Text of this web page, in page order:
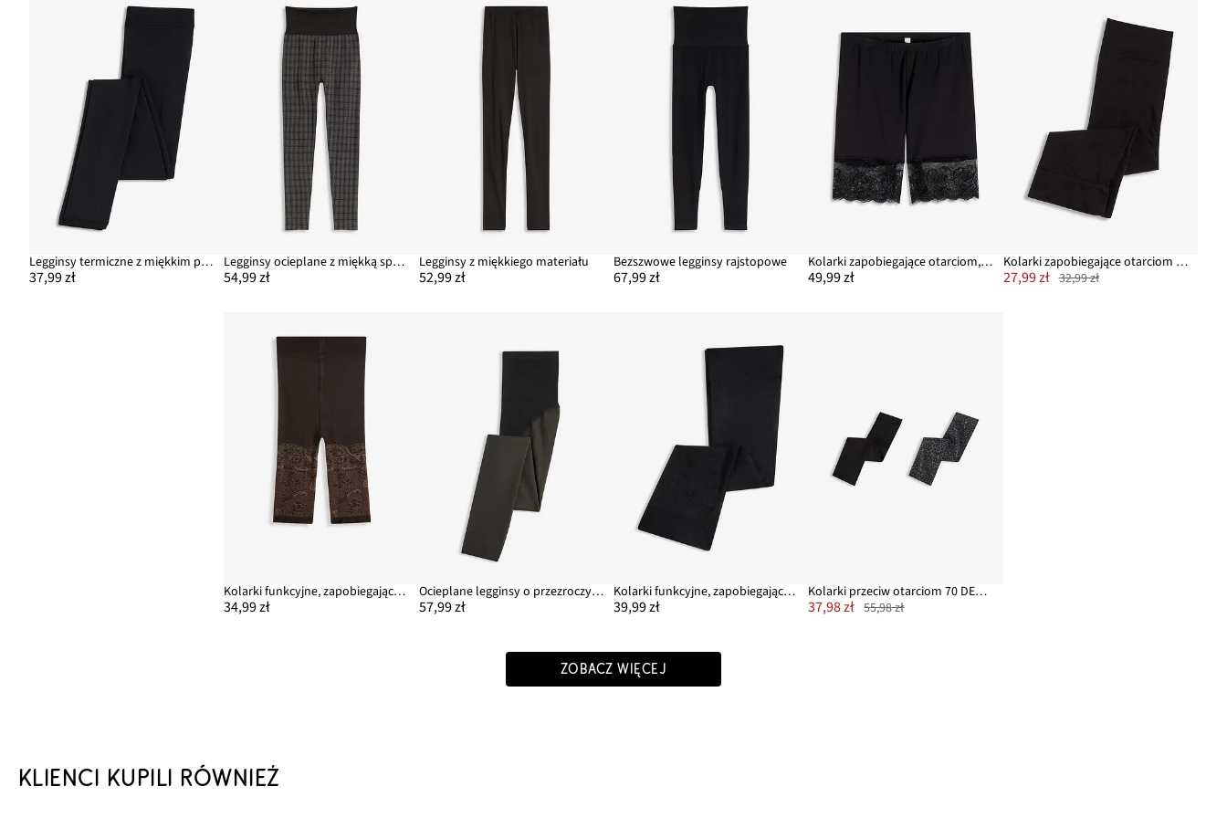
Legginsy termiczne z miękkim polarem 140 DEN
37,99 zł
Legginsy ocieplane z miękką spodnią stroną
54,99 zł
Legginsy z miękkiego materiału
52,99 zł
Bezszwowe legginsy rajstopowe
67,99 zł
Kolarki zapobiegające otarciom, z chłodzącego poliamidu, z koronkowymi nogawkami
49,99 zł
Kolarki zapobiegające otarciom 50 DEN
27,99 zł 32,99 zł
Kolarki funkcyjne, zapobiegające otarciom, z drukowanej koronki, 110 DEN
34,99 zł
Ocieplane legginsy o przezroczystym wyglądzie z funkcją belly control i push-up 50 DEN
57,99 zł
Kolarki funkcyjne, zapobiegające otarciom, z wygodnym pasem, 30 DEN
39,99 zł
Kolarki przeciw otarciom 70 DEN (2 szt.)
37,98 zł 55,98 zł
ZOBACZ WIĘCEJ
KLIENCI KUPILI RÓWNIEŻ